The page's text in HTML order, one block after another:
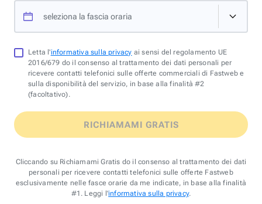
seleziona la fascia oraria
Letta l'informativa sulla privacy ai sensi del regolamento UE
2016/679 do il consenso al trattamento dei dati personali per
ricevere contatti telefonici sulle offerte commerciali di Fastweb e
sulla disponibilità del servizio, in base alla finalità #2
(facoltativo).
RICHIAMAMI GRATIS
Cliccando su Richiamami Gratis do il consenso al trattamento dei dati
personali per ricevere contatti telefonici sulle offerte Fastweb
esclusivamente nelle fasce orarie da me indicate, in base alla finalità
#1. Leggi l'informativa sulla privacy.